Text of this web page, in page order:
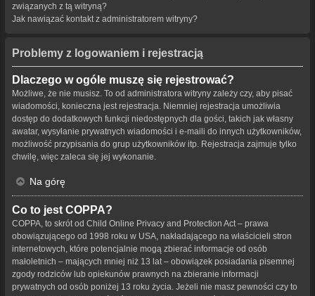
związanych z tą witryną?
Jak nawiązać kontakt z administratorem witryny?
Problemy z logowaniem i rejestracją
Dlaczego w ogóle muszę się rejestrować?
Możliwe, że nie musisz. To od administratora witryny zależy czy, aby pisać
wiadomości, konieczna jest rejestracja. Niemniej rejestracja umożliwia
dostęp do dodatkowych funkcji niedostępnych dla gości, takich jak własny
awatar, wysyłanie prywatnych wiadomości i e-maili do innych użytkowników,
możliwość przypisania do grup użytkowników itp. Rejestracja zajmuje tylko
chwilę, więc zaleca się jej wykonanie.
Na górę
Co to jest COPPA?
COPPA, to skrót od Child Online Privacy and Protection Act – prawa
obowiązującego od 1998 roku w USA, nakładającego na właścicieli stron
internetowych, które potencjalnie mogą zbierać informacje od osób
małoletnich – mających mniej niż 13 lat – obowiązek posiadania pisemnej
zgody rodziców lub opiekunów prawnych na zbieranie informacji
prywatnych od osób poniżej 13 roku życia. Jeżeli nie masz pewności czy to